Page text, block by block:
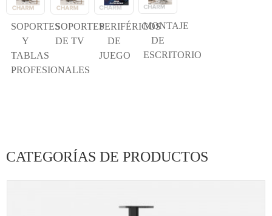
SOPORTES
Y
TABLAS
PROFESIONALES
SOPORTES
DE TV
PERIFÉRICOS
DE
JUEGO
MONTAJE
DE
ESCRITORIO
CATEGORÍAS DE PRODUCTOS